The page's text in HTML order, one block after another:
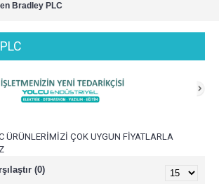
Bradley PLC
ÜRÜNLERİMİZİ ÇOK UYGUN FİYATLARLA
(0)